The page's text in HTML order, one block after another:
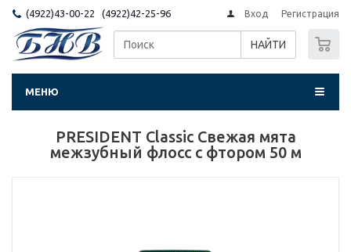
(4922)43-00-22 (4922)42-25-96 Вход Регистрация
НАЙТИ
МЕНЮ
PRESIDENT Classic Свежая мята
межзубный флосс с фтором 50 м